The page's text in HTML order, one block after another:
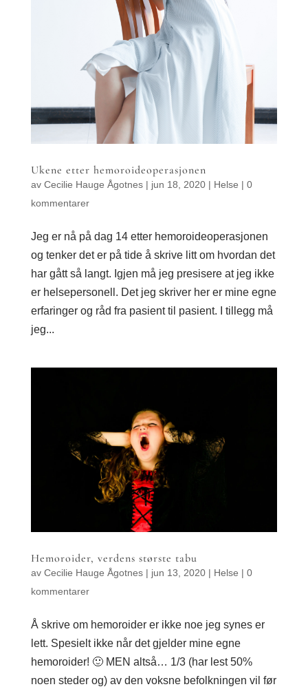
Ukene etter hemoroideoperasjonen
av Cecilie Hauge Ågotnes| jun 18, 2020| Helse | 0
kommentarer
Jeg er nå på dag 14 etter hemoroideoperasjonen
og tenker det er på tide å skrive litt om hvordan det
har gått så langt. Igjen må jeg presisere at jeg ikke
er helsepersonell. Det jeg skriver her er mine egne
erfaringer og råd fra pasient til pasient. I tillegg må
jeg...
Hemoroider, verdens største tabu
av Cecilie Hauge Ågotnes| jun 13, 2020| Helse | 0
kommentarer
Å skrive om hemoroider er ikke noe jeg synes er
lett. Spesielt ikke når det gjelder mine egne
hemoroider! 🙂 MEN altså… 1/3 (har lest 50%
noen steder og) av den voksne befolkningen vil før